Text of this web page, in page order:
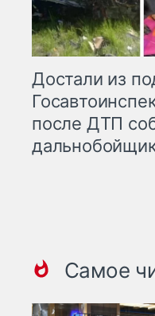
Достали из
после ДТП
Самое